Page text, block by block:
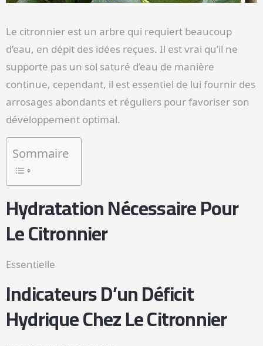
Le citronnier est un arbre qui requiert beaucoup
d’eau, en dépit des idées reçues. Il est vrai qu’il ne
supporte pas un sol saturé d’eau de manière
continue, cependant, il est essentiel de lui fournir des
arrosages abondants et réguliers pour favoriser son
développement optimal.
Sommaire
Hydratation Nécessaire Pour
Le Citronnier
Essentielle
Indicateurs D’un Déficit
Hydrique Chez Le Citronnier